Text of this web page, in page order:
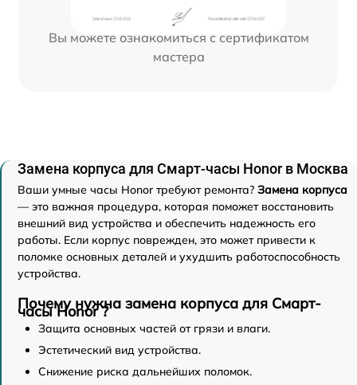
Вы можете ознакомиться с сертификатом
мастера
Замена корпуса для Смарт-часы Honor в Москва
Ваши умные часы Honor требуют ремонта? Замена корпуса
— это важная процедура, которая поможет восстановить
внешний вид устройства и обеспечить надежность его
работы. Если корпус поврежден, это может привести к
поломке основных деталей и ухудшить работоспособность
устройства.
Почему нужна замена корпуса для Смарт-
часы Honor ?
Защита основных частей от грязи и влаги.
Эстетический вид устройства.
Снижение риска дальнейших поломок.